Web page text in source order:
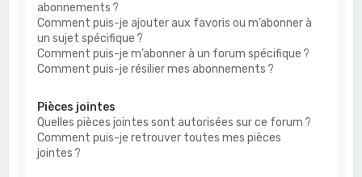
abonnements ?
Comment puis-je ajouter aux favoris ou m’abonner à
un sujet spécifique ?
Comment puis-je m’abonner à un forum spécifique ?
Comment puis-je résilier mes abonnements ?
Pièces jointes
Quelles pièces jointes sont autorisées sur ce forum ?
Comment puis-je retrouver toutes mes pièces
jointes ?